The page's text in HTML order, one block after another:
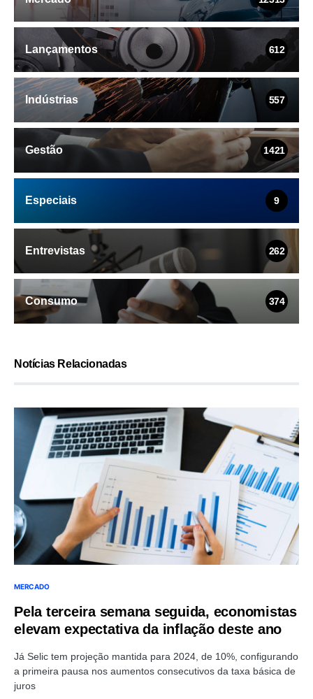
Lançamentos 612
Indústrias 557
Gestão 1421
Especiais 9
Entrevistas 262
Consumo 374
Notícias Relacionadas
MERCADO
Pela terceira semana seguida, economistas
elevam expectativa da inflação deste ano
Já Selic tem projeção mantida para 2024, de 10%, configurando
a primeira pausa nos aumentos consecutivos da taxa básica de
juros